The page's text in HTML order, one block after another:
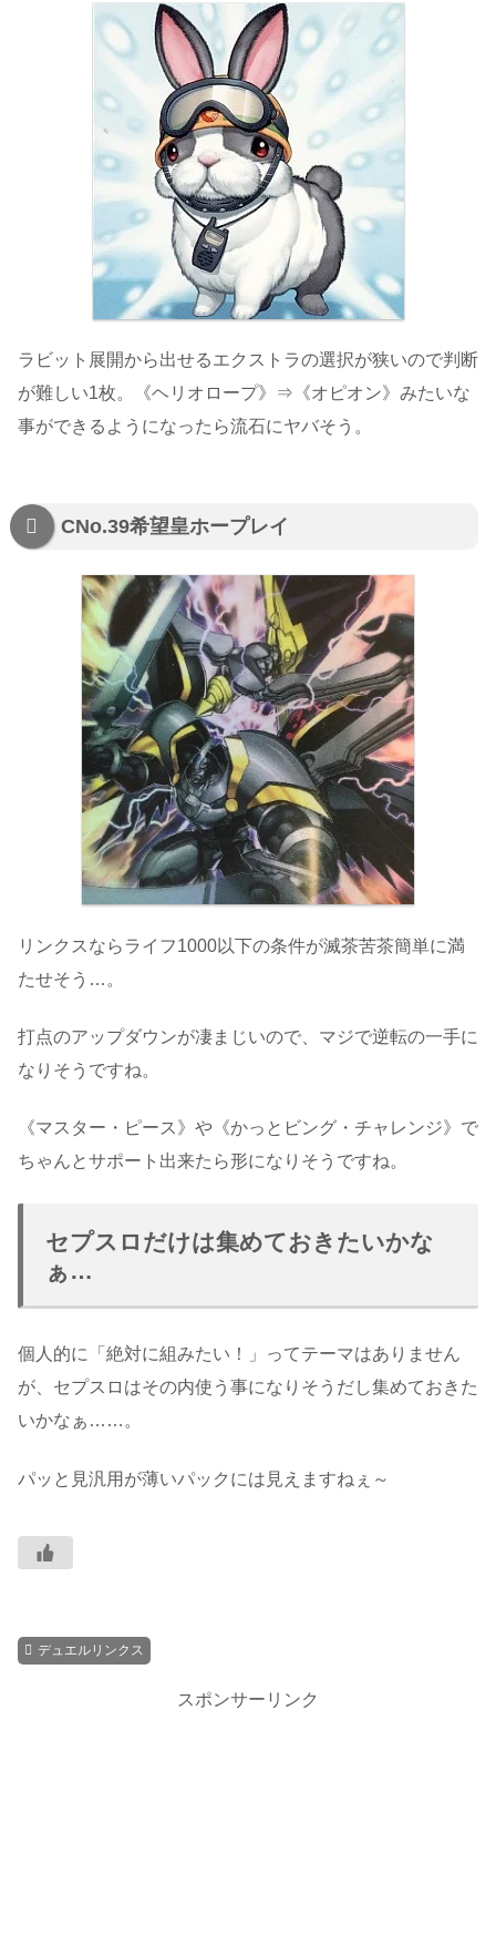
ラビット展開から出せるエクストラの選択が狭いので判断
が難しい1枚。《ヘリオロープ》⇒《オピオン》みたいな
事ができるようになったら流石にヤバそう。
CNo.39希望皇ホープレイ
リンクスならライフ1000以下の条件が滅茶苦茶簡単に満
たせそう…。
打点のアップダウンが凄まじいので、マジで逆転の一手に
なりそうですね。
《マスター・ピース》や《かっとビング・チャレンジ》で
ちゃんとサポート出来たら形になりそうですね。
セプスロだけは集めておきたいかな
ぁ…
個人的に「絶対に組みたい！」ってテーマはありません
が、セプスロはその内使う事になりそうだし集めておきた
いかなぁ……。
パッと見汎用が薄いパックには見えますねぇ～
デュエルリンクス
スポンサーリンク